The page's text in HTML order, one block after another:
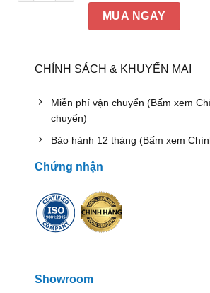
MUA NGAY
CHÍNH SÁCH & KHUYẾN MẠI
Miễn phí vận chuyển (Bấm xem
chuyển)
Bảo hành 12 tháng (Bấm xem
Chứng nhận
Showroom